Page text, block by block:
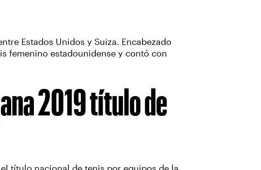
Estados Unidos y Suiza. Encabezado
femenino estadounidense y contó con
2019 título de